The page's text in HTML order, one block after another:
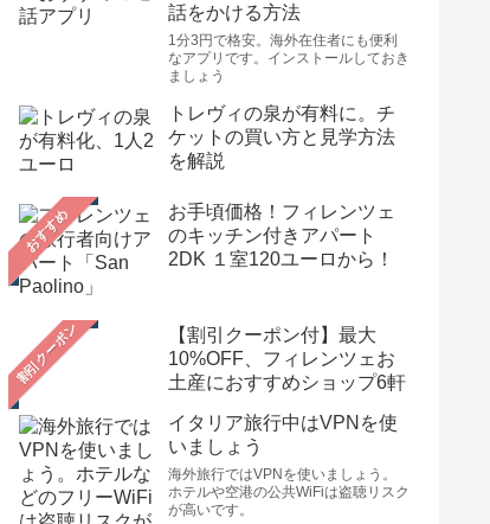
話をかける方法
1分3円で格安。海外在住者にも便利
なアプリです。インストールしておき
ましょう
トレヴィの泉が有料に。チ
ケットの買い方と見学方法
を解説
おすすめ
お手頃価格！フィレンツェ
のキッチン付きアパート
2DK １室120ユーロから！
【割引クーポン付】最大
10%OFF、フィレンツェお
土産におすすめショップ6軒
イタリア旅行中はVPNを使
いましょう
海外旅行ではVPNを使いましょう。
ホテルや空港の公共WiFiは盗聴リスク
が高いです。